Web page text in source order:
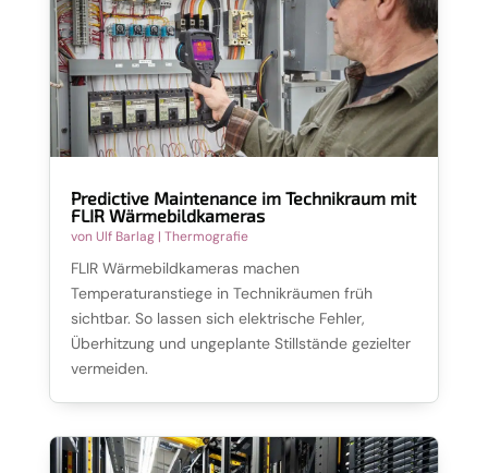
Predictive Maintenance im Technikraum mit
FLIR Wärmebildkameras
von Ulf Barlag| Thermografie
FLIR Wärmebildkameras machen
Temperaturanstiege in Technikräumen früh
sichtbar. So lassen sich elektrische Fehler,
Überhitzung und ungeplante Stillstände gezielter
vermeiden.